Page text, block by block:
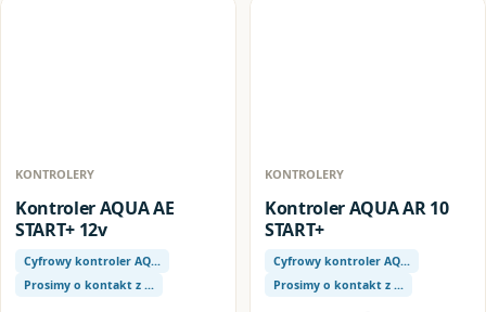
KONTROLERY
Kontroler AQUA AE
START+ 12v
Cyfrowy kontroler AQ…
Prosimy o kontakt z …
KONTROLERY
Kontroler AQUA AR 10
START+
Cyfrowy kontroler AQ…
Prosimy o kontakt z …